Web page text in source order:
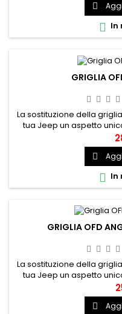

 In
GRIGLIA
La sostituzione della
tua Jeep un aspetto
sulla strada. Codice
JT 20-

 In
GRIGLIA OFD
La sostituzione della
tua Jeep un aspetto
sulla strada. Codice
JT 20-
